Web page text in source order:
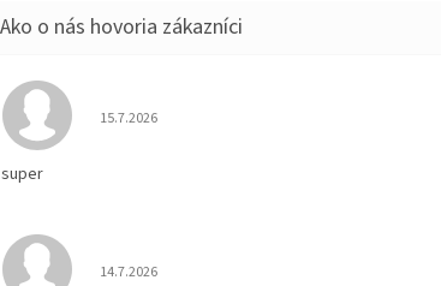
Hodnotenie obchodu je 5 z 5 hviezdičiek.
15.7.2026
super
Hodnotenie obchodu je 5 z 5 hviezdičiek.
14.7.2026